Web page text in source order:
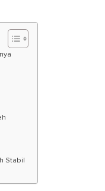
Stabil